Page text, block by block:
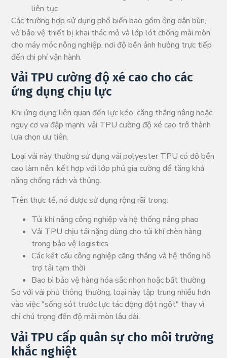
liên tục
Các trường hợp sử dụng phổ biến bao gồm ống dẫn bùn,
vỏ bảo vệ thiết bị khai thác mỏ và lớp lót chống mài mòn
cho máy móc nông nghiệp, nơi độ bền ảnh hưởng trực tiếp
đến chi phí vận hành.
Vải TPU cường độ xé cao cho các
ứng dụng chịu lực
Khi ứng dụng liên quan đến lực kéo, căng thẳng nâng hoặc
nguy cơ va đập mạnh, vải TPU cường độ xé cao trở thành
lựa chọn ưu tiên.
Loại vải này thường sử dụng vải polyester TPU có độ bền
cao làm nền, kết hợp với lớp phủ gia cường để tăng khả
năng chống rách và thủng.
Trên thực tế, nó được sử dụng rộng rãi trong:
Túi khí nâng công nghiệp và hệ thống nâng phao
Vải TPU chịu tải nặng dùng cho túi khí chèn hàng
trong bảo vệ logistics
Các kết cấu công nghiệp căng thẳng và hệ thống hỗ
trợ tải tạm thời
Bao bì bảo vệ hàng hóa sắc nhọn hoặc bất thường
So với vải phủ thông thường, loại này tập trung nhiều hơn
vào việc "sống sót trước lực tác động đột ngột" thay vì
chỉ chú trọng đến độ mài mòn lâu dài.
Vải TPU cấp quân sự cho môi trường
khắc nghiệt